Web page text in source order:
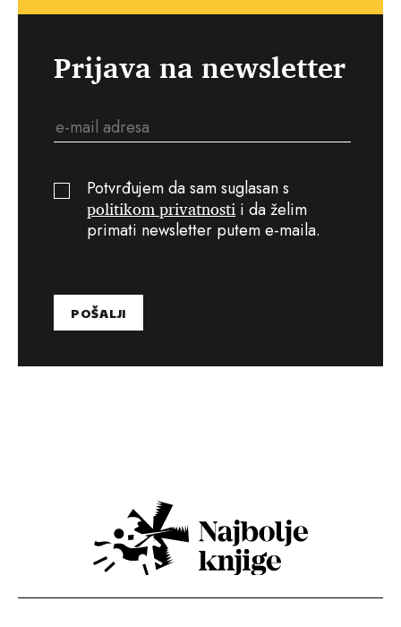
Prijava na newsletter
Potvrđujem da sam suglasan s
politikom privatnosti i da želim
primati newsletter putem e-maila.